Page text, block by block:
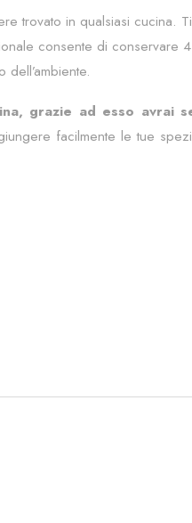
trovato in qualsiasi cucina.
consente di conservare
grazie ad esso avrai
facilmente le tue